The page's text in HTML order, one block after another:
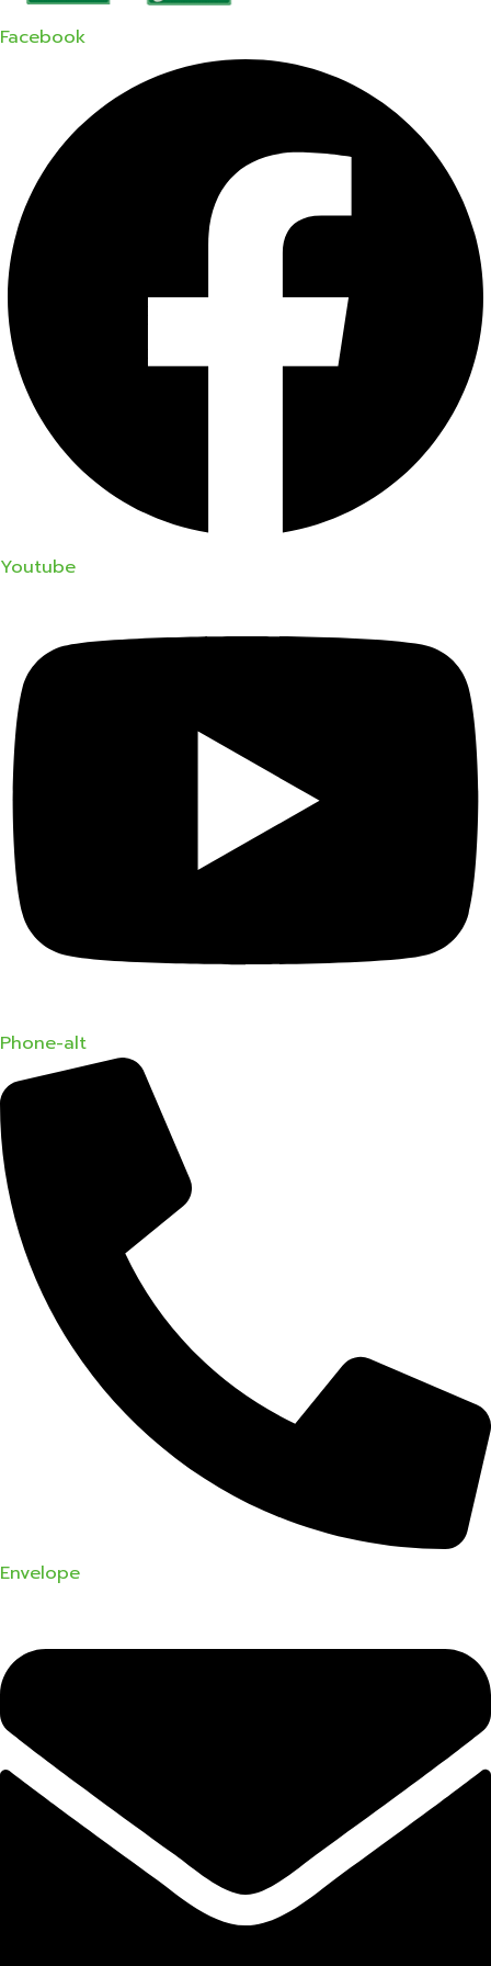
Facebook
Youtube
Phone-alt
Envelope